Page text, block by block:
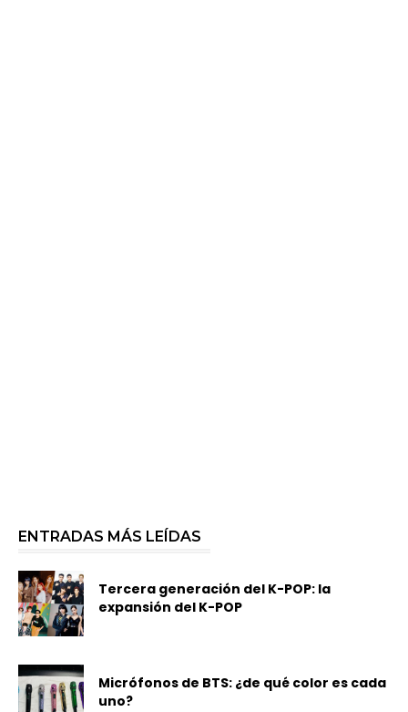
ENTRADAS MÁS LEÍDAS
Tercera generación del K-POP: la
expansión del K-POP
Micrófonos de BTS: ¿de qué color es cada
uno?